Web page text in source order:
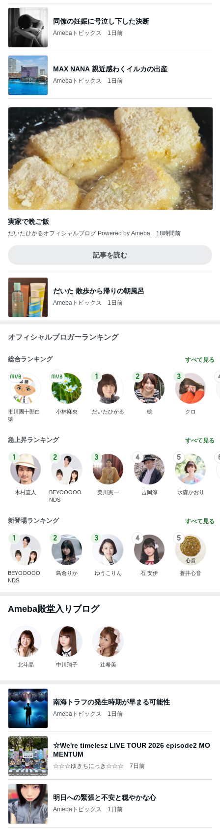
同僚の妊娠に号泣し下した決断
Amebaトピックス 1日前
MAX NANA 親近感わくイルカの出産
Amebaトピックス 1日前
実家で晩ご飯
だいたひかるオフィシャルブログ Powered by Ameba 18時間前
記事を読む
だいた 散歩から帰りの朝風呂
Amebaトピックス 1日前
オフィシャルブロガーランキング
総合ランキング すべて見る
市川團十郎白
猿
小林麻央
1
だいたひかる
2
桃
3
クロ
急上昇ランキング すべて見る
1
木村直人
2
BEYOOOOO
NDS
3
美川憲一
4
吉岡淳
5
水森かおり
新登場ランキング すべて見る
1
BEYOOOOO
NDS
2
島倉りか
3
ゆうこりん
4
石 安伊
5
蒼井心音
Ameba殿堂入りブログ
北斗晶 中川翔子 辻希美
南海トラフの発生時期が早まる可能性
Amebaトピックス 1日前
☆We're timelesz LIVE TOUR 2026 episode2 MO
MENTUM
☆☆☆ゆきちにっき☆☆☆ 7日前
明日への緊張と不安と穏やかな心
Amebaトピックス 1日前